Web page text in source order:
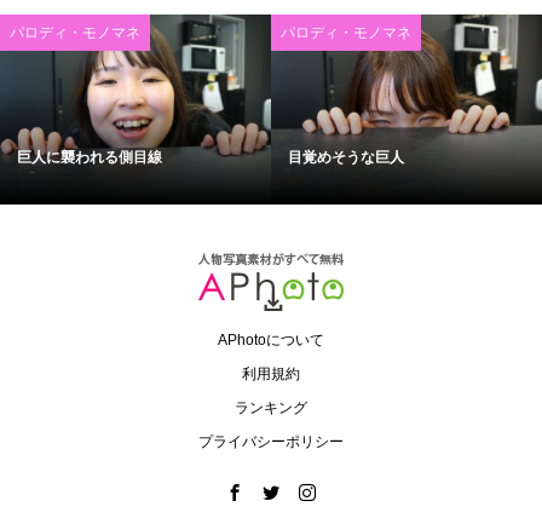
パロディ・モノマネ
巨人に襲われる側目線
パロディ・モノマネ
目覚めそうな巨人
APhotoについて
利用規約
ランキング
プライバシーポリシー